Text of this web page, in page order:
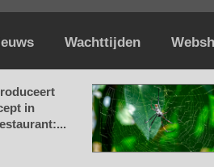
Wachttijden
in